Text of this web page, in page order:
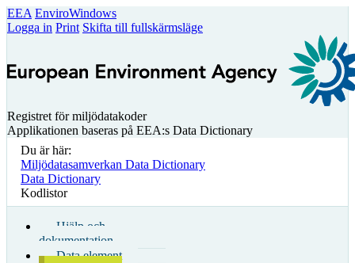
EEA EnviroWindows
Logga in Print Skifta till fullskärmsläge
Registret för miljödatakoder
Applikationen baseras på EEA:s Data Dictionary
Du är här:
Miljödatasamverkan Data Dictionary
Data Dictionary
Kodlistor
Hjälp och
dokumentation
Data element